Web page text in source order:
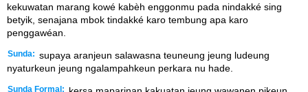
kekuwatan marang kowé kabèh enggonmu pada nindakké sing
betyik, senajana mbok tindakké karo tembung apa karo
penggawéan.
Sunda: supaya aranjeun salawasna teuneung jeung ludeung
nyaturkeun jeung ngalampahkeun perkara nu hade.
Sunda Formal: